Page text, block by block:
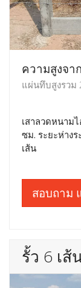
ความสูงจา
แผ่นทึบสูงรวม
เสาลวดหนาม
ซม. ระยะห่าง
เส้น
สอบถาม
รั้ว 6 เ